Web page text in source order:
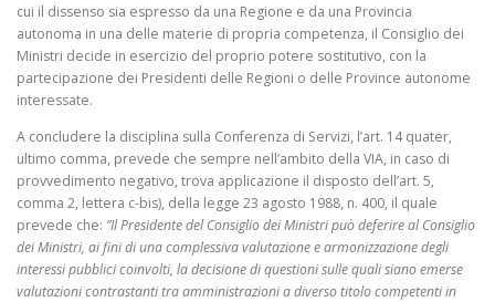
cui il dissenso sia espresso da una Regione e da una Provincia
autonoma in una delle materie di propria competenza, il Consiglio dei
Ministri decide in esercizio del proprio potere sostitutivo, con la
partecipazione dei Presidenti delle Regioni o delle Province autonome
interessate.
A concludere la disciplina sulla Conferenza di Servizi, l’art. 14 quater,
ultimo comma, prevede che sempre nell’ambito della VIA, in caso di
provvedimento negativo, trova applicazione il disposto dell’art. 5,
comma 2, lettera c-bis), della legge 23 agosto 1988, n. 400, il quale
prevede che: ”Il Presidente del Consiglio dei Ministri può deferire al Consiglio
dei Ministri, ai fini di una complessiva valutazione e armonizzazione degli
interessi pubblici coinvolti, la decisione di questioni sulle quali siano emerse
valutazioni contrastanti tra amministrazioni a diverso titolo competenti in